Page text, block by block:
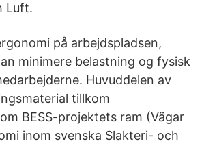
Luft.
på arbejdspladsen,
minimere belastning og fysisk
Huvuddelen av
tillkom
BESS-projektets ram (Vägar
inom svenska Slakteri- och